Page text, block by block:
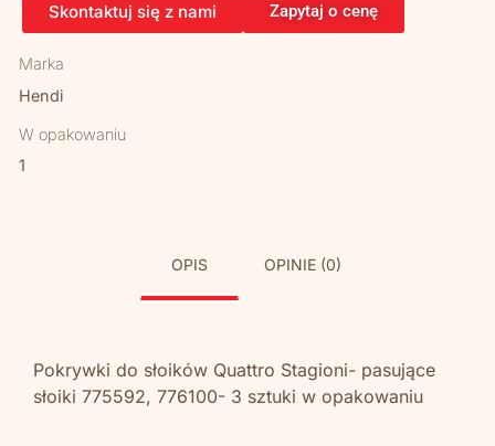
Skontaktuj się z nami Zapytaj o cenę
Marka
Hendi
W opakowaniu
1
OPIS OPINIE (0)
Pokrywki do słoików Quattro Stagioni- pasujące
słoiki 775592, 776100- 3 sztuki w opakowaniu